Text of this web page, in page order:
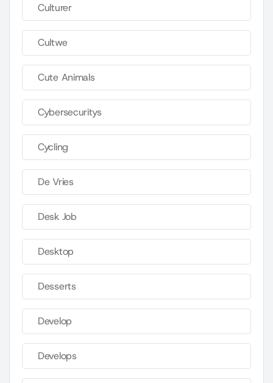
Culturer
Cultwe
Cute Animals
Cybersecuritys
Cycling
De Vries
Desk Job
Desktop
Desserts
Develop
Develops